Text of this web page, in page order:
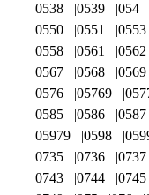
0538
0539 054
0550
0551 0553
0558
0561 0562
0567
0568 0569
0576
05769
0585
0586 0587
05979
0598
0735
0736 0737
0743
0744 0745